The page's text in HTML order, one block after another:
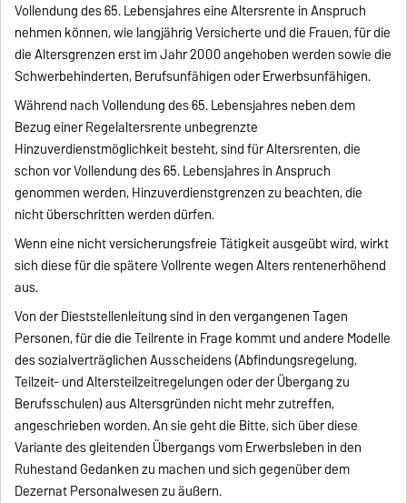
Vollendung des 65. Lebensjahres eine Altersrente in Anspruch
nehmen können, wie langjährig Versicherte und die Frauen, für die
die Altersgrenzen erst im Jahr 2000 angehoben werden sowie die
Schwerbehinderten, Berufsunfähigen oder Erwerbsunfähigen.
Während nach Vollendung des 65. Lebensjahres neben dem
Bezug einer Regelaltersrente unbegrenzte
Hinzuverdienstmöglichkeit besteht, sind für Altersrenten, die
schon vor Vollendung des 65. Lebensjahres in Anspruch
genommen werden, Hinzuverdienstgrenzen zu beachten, die
nicht überschritten werden dürfen.
Wenn eine nicht versicherungsfreie Tätigkeit ausgeübt wird, wirkt
sich diese für die spätere Vollrente wegen Alters rentenerhöhend
aus.
Von der Dieststellenleitung sind in den vergangenen Tagen
Personen, für die die Teilrente in Frage kommt und andere Modelle
des sozialverträglichen Ausscheidens (Abfindungsregelung,
Teilzeit- und Altersteilzeitregelungen oder der Übergang zu
Berufsschulen) aus Altersgründen nicht mehr zutreffen,
angeschrieben worden. An sie geht die Bitte, sich über diese
Variante des gleitenden Übergangs vom Erwerbsleben in den
Ruhestand Gedanken zu machen und sich gegenüber dem
Dezernat Personalwesen zu äußern.